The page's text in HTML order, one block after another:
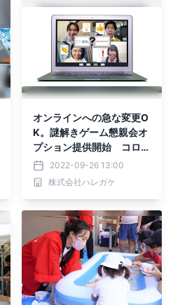
オンラインへの急な変更O
K。謎解きゲーム懇親会オ
プション提供開始 コロナ
状況によって開催方法を選
べる社内イベント
2022-09-26 13:00
株式会社ハレガケ